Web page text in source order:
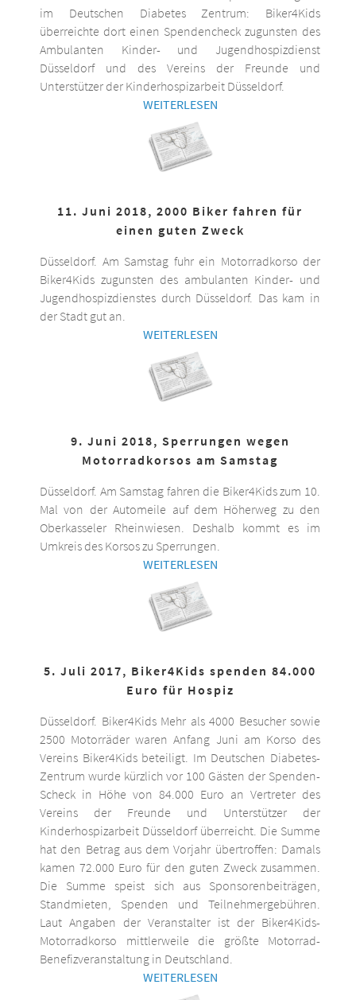
im Deutschen Diabetes Zentrum: Biker4Kids
überreichte dort einen Spendencheck zugunsten des
Ambulanten Kinder- und Jugendhospizdienst
Düsseldorf und des Vereins der Freunde und
Unterstützer der Kinderhospizarbeit Düsseldorf.
WEITERLESEN
11. Juni 2018, 2000 Biker fahren für
einen guten Zweck
Düsseldorf. Am Samstag fuhr ein Motorradkorso der
Biker4Kids zugunsten des ambulanten Kinder- und
Jugendhospizdienstes durch Düsseldorf. Das kam in
der Stadt gut an.
WEITERLESEN
9. Juni 2018, Sperrungen wegen
Motorradkorsos am Samstag
Düsseldorf. Am Samstag fahren die Biker4Kids zum 10.
Mal von der Automeile auf dem Höherweg zu den
Oberkasseler Rheinwiesen. Deshalb kommt es im
Umkreis des Korsos zu Sperrungen.
WEITERLESEN
5. Juli 2017, Biker4Kids spenden 84.000
Euro für Hospiz
Düsseldorf. Biker4Kids Mehr als 4000 Besucher sowie
2500 Motorräder waren Anfang Juni am Korso des
Vereins Biker4Kids beteiligt. Im Deutschen Diabetes-
Zentrum wurde kürzlich vor 100 Gästen der Spenden-
Scheck in Höhe von 84.000 Euro an Vertreter des
Vereins der Freunde und Unterstützer der
Kinderhospizarbeit Düsseldorf überreicht. Die Summe
hat den Betrag aus dem Vorjahr übertroffen: Damals
kamen 72.000 Euro für den guten Zweck zusammen.
Die Summe speist sich aus Sponsorenbeiträgen,
Standmieten, Spenden und Teilnehmergebühren.
Laut Angaben der Veranstalter ist der Biker4Kids-
Motorradkorso mittlerweile die größte Motorrad-
Benefizveranstaltung in Deutschland.
WEITERLESEN